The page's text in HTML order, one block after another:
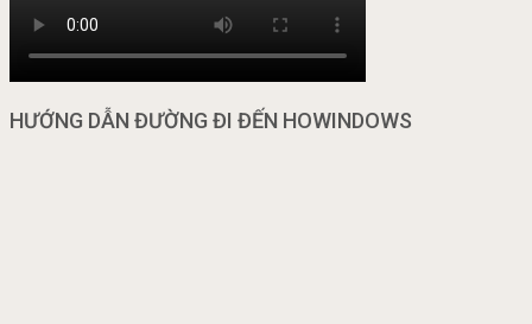
HƯỚNG DẪN ĐƯỜNG ĐI ĐẾN HOWINDOWS